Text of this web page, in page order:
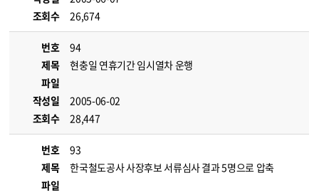
조회수
26,674
번호
94
제목
현충일 연휴기간 임시열차 운행
파일
작성일
2005-06-02
조회수
28,447
번호
93
제목
한국철도공사 사장후보 서류심사 결과 5명으로 압축
파일